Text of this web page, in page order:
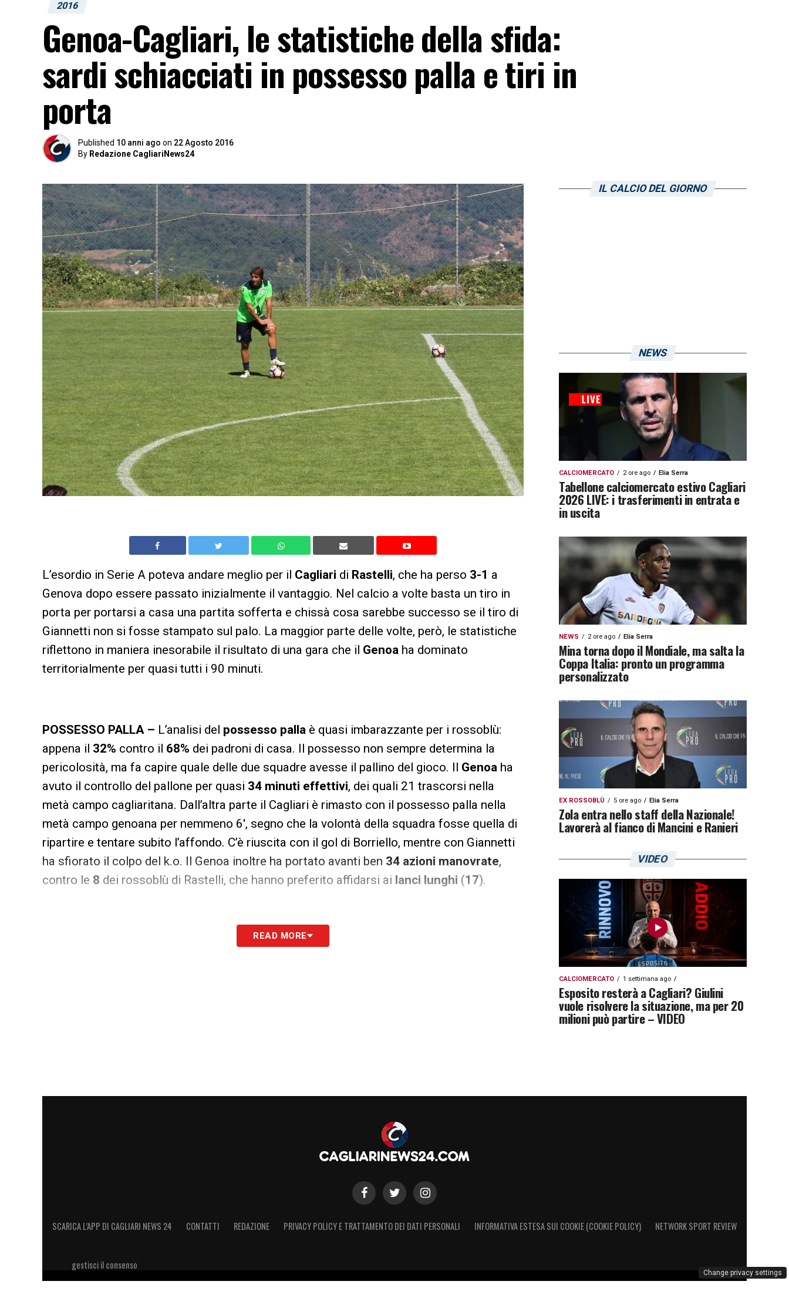
2016
Genoa-Cagliari, le statistiche della sfida:
sardi schiacciati in possesso palla e tiri in
porta
Published 10 anni ago on 22 Agosto 2016
By Redazione CagliariNews24
L’esordio in Serie A poteva andare meglio per il Cagliari di Rastelli, che ha perso 3-1 a
Genova dopo essere passato inizialmente il vantaggio. Nel calcio a volte basta un tiro in
porta per portarsi a casa una partita sofferta e chissà cosa sarebbe successo se il tiro di
Giannetti non si fosse stampato sul palo. La maggior parte delle volte, però, le statistiche
riflettono in maniera inesorabile il risultato di una gara che il Genoa ha dominato
territorialmente per quasi tutti i 90 minuti.
POSSESSO PALLA – L’analisi del possesso palla è quasi imbarazzante per i rossoblù:
appena il 32% contro il 68% dei padroni di casa. Il possesso non sempre determina la
pericolosità, ma fa capire quale delle due squadre avesse il pallino del gioco. Il Genoa ha
avuto il controllo del pallone per quasi 34 minuti effettivi, dei quali 21 trascorsi nella
metà campo cagliaritana. Dall’altra parte il Cagliari è rimasto con il possesso palla nella
metà campo genoana per nemmeno 6′, segno che la volontà della squadra fosse quella di
ripartire e tentare subito l’affondo. C’è riuscita con il gol di Borriello, mentre con Giannetti
ha sfiorato il colpo del k.o. Il Genoa inoltre ha portato avanti ben 34 azioni manovrate,
contro le 8 dei rossoblù di Rastelli, che hanno preferito affidarsi ai lanci lunghi (17).
Altro dato significativo è quello dei tiri in porta. I giocatori di Juric
contro i 98 del Genoa. I giocatori ad aver corso di più per tutta la partita sono state le due
READ MORE
IL CALCIO DEL GIORNO
NEWS
CALCIOMERCATO 2 ore ago Elia Serra
Tabellone calciomercato estivo Cagliari
2026 LIVE: i trasferimenti in entrata e
in uscita
NEWS 2 ore ago Elia Serra
Mina torna dopo il Mondiale, ma salta la
Coppa Italia: pronto un programma
personalizzato
EX ROSSOBLÙ 5 ore ago Elia Serra
Zola entra nello staff della Nazionale!
Lavorerà al fianco di Mancini e Ranieri
VIDEO
CALCIOMERCATO 1 settimana ago
Esposito resterà a Cagliari? Giulini
vuole risolvere la situazione, ma per 20
milioni può partire – VIDEO
SCARICA L’APP DI CAGLIARI NEWS 24 CONTATTI REDAZIONE PRIVACY POLICY E TRATTAMENTO DEI DATI PERSONALI INFORMATIVA ESTESA SUI COOKIE (COOKIE POLICY) NETWORK SPORT REVIEW
gestisci il consenso
Change privacy settings